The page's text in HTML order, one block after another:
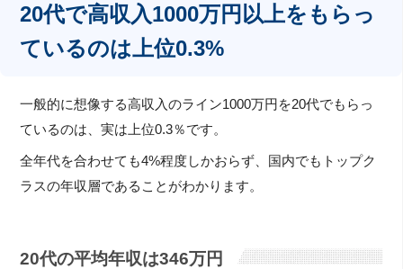
20代で高収入1000万円以上をもらっ
ているのは上位0.3%
一般的に想像する高収入のライン1000万円を20代でもらっ
ているのは、実は上位0.3％です。
全年代を合わせても4%程度しかおらず、国内でもトップク
ラスの年収層であることがわかります。
20代の平均年収は346万円